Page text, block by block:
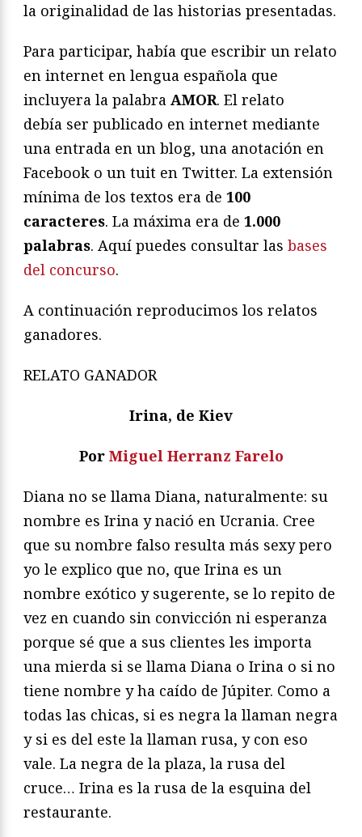
la originalidad de las historias presentadas.
Para participar, había que escribir un relato
en internet en lengua española que
incluyera la palabra AMOR. El relato
debía ser publicado en internet mediante
una entrada en un blog, una anotación en
Facebook o un tuit en Twitter. La extensión
mínima de los textos era de 100
caracteres. La máxima era de 1.000
palabras. Aquí puedes consultar las bases
del concurso.
A continuación reproducimos los relatos
ganadores.
RELATO GANADOR
Irina, de Kiev
Por Miguel Herranz Farelo
Diana no se llama Diana, naturalmente: su
nombre es Irina y nació en Ucrania. Cree
que su nombre falso resulta más sexy pero
yo le explico que no, que Irina es un
nombre exótico y sugerente, se lo repito de
vez en cuando sin convicción ni esperanza
porque sé que a sus clientes les importa
una mierda si se llama Diana o Irina o si no
tiene nombre y ha caído de Júpiter. Como a
todas las chicas, si es negra la llaman negra
y si es del este la llaman rusa, y con eso
vale. La negra de la plaza, la rusa del
cruce… Irina es la rusa de la esquina del
restaurante.